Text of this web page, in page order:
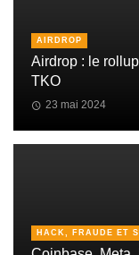
AIRDROP
Airdrop : le
TKO
23 mai 2024
HACK, FRAUDE ET